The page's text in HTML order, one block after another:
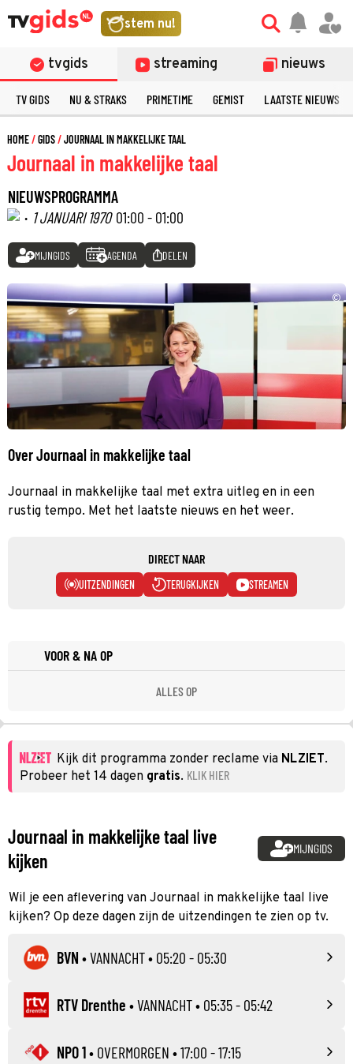
stem nu!
tvgids streaming nieuws
TV GIDS NU & STRAKS PRIMETIME GEMIST LAATSTE NIEUWS
HOME GIDS JOURNAAL IN MAKKELIJKE TAAL
Journaal in makkelijke taal
NIEUWSPROGRAMMA
· 1 JANUARI 1970 01:00 - 01:00
MIJNGIDS AGENDA DELEN
©
Over Journaal in makkelijke taal
Journaal in makkelijke taal met extra uitleg en in een
rustig tempo. Met het laatste nieuws en het weer.
DIRECT NAAR
UITZENDINGEN TERUGKIJKEN STREAMEN
VOOR & NA OP
ALLES OP
Kijk dit programma zonder reclame via NLZIET.
Probeer het 14 dagen gratis. KLIK HIER
Journaal in makkelijke taal live
kijken
MIJNGIDS
Wil je een aflevering van Journaal in makkelijke taal live
kijken? Op deze dagen zijn de uitzendingen te zien op tv.
BVN •VANNACHT• 05:20 - 05:30
RTV Drenthe •VANNACHT• 05:35 - 05:42
NPO 1• OVERMORGEN • 17:00 - 17:15